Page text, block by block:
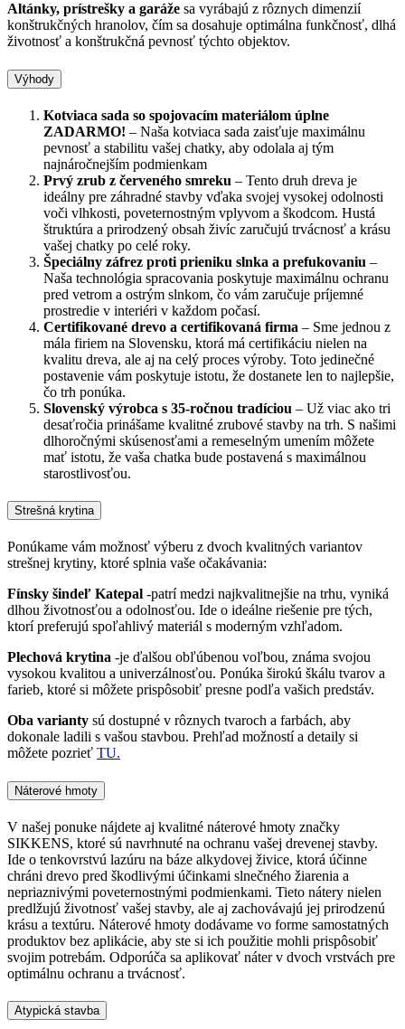
Altánky, prístrešky a garáže sa vyrábajú z rôznych dimenzií
konštrukčných hranolov, čím sa dosahuje optimálna funkčnosť, dlhá
životnosť a konštrukčná pevnosť týchto objektov.
Výhody
Kotviaca sada so spojovacím materiálom úplne
ZADARMO! – Naša kotviaca sada zaisťuje maximálnu
pevnosť a stabilitu vašej chatky, aby odolala aj tým
najnáročnejším podmienkam
Prvý zrub z červeného smreku – Tento druh dreva je
ideálny pre záhradné stavby vďaka svojej vysokej odolnosti
voči vlhkosti, poveternostným vplyvom a škodcom. Hustá
štruktúra a prirodzený obsah živíc zaručujú trvácnosť a krásu
vašej chatky po celé roky.
Špeciálny záfrez proti prieniku slnka a prefukovaniu –
Naša technológia spracovania poskytuje maximálnu ochranu
pred vetrom a ostrým slnkom, čo vám zaručuje príjemné
prostredie v interiéri v každom počasí.
Certifikované drevo a certifikovaná firma – Sme jednou z
mála firiem na Slovensku, ktorá má certifikáciu nielen na
kvalitu dreva, ale aj na celý proces výroby. Toto jedinečné
postavenie vám poskytuje istotu, že dostanete len to najlepšie,
čo trh ponúka.
Slovenský výrobca s 35-ročnou tradíciou – Už viac ako tri
desaťročia prinášame kvalitné zrubové stavby na trh. S našimi
dlhoročnými skúsenosťami a remeselným umením môžete
mať istotu, že vaša chatka bude postavená s maximálnou
starostlivosťou.
Strešná krytina
Ponúkame vám možnosť výberu z dvoch kvalitných variantov
strešnej krytiny, ktoré splnia vaše očakávania:
Fínsky šindeľ Katepal -patrí medzi najkvalitnejšie na trhu, vyniká
dlhou životnosťou a odolnosťou. Ide o ideálne riešenie pre tých,
ktorí preferujú spoľahlivý materiál s moderným vzhľadom.
Plechová krytina -je ďalšou obľúbenou voľbou, známa svojou
vysokou kvalitou a univerzálnosťou. Ponúka širokú škálu tvarov a
farieb, ktoré si môžete prispôsobiť presne podľa vašich predstáv.
Oba varianty sú dostupné v rôznych tvaroch a farbách, aby
dokonale ladili s vašou stavbou. Prehľad možností a detaily si
môžete pozrieť TU.
Náterové hmoty
V našej ponuke nájdete aj kvalitné náterové hmoty značky
SIKKENS, ktoré sú navrhnuté na ochranu vašej drevenej stavby.
Ide o tenkovrstvú lazúru na báze alkydovej živice, ktorá účinne
chráni drevo pred škodlivými účinkami slnečného žiarenia a
nepriaznivými poveternostnými podmienkami. Tieto nátery nielen
predlžujú životnosť vašej stavby, ale aj zachovávajú jej prirodzenú
krásu a textúru. Náterové hmoty dodávame vo forme samostatných
produktov bez aplikácie, aby ste si ich použitie mohli prispôsobiť
svojim potrebám. Odporúča sa aplikovať náter v dvoch vrstvách pre
optimálnu ochranu a trvácnosť.
Atypická stavba